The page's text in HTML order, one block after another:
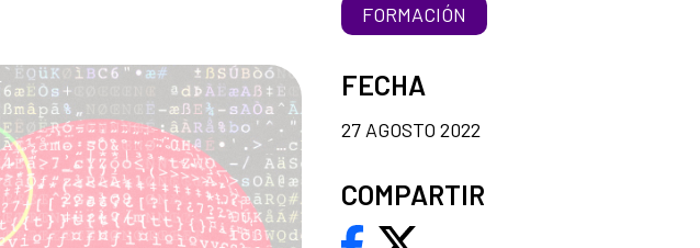
FORMACIÓN
FECHA
27 AGOSTO 2022
COMPARTIR